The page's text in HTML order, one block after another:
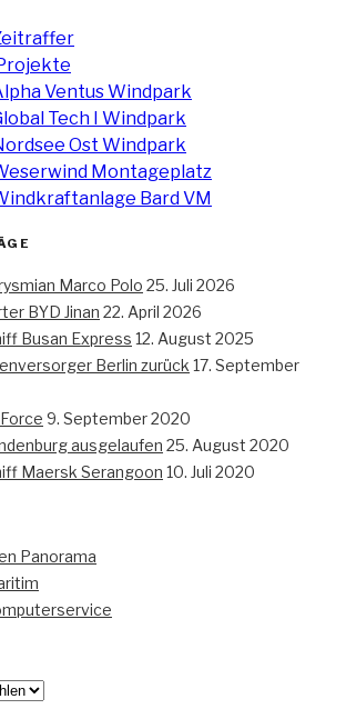
Ventus Windpark
Tech I Windpark
Ost Windpark
Montageplatz
Bard VM
Marco Polo 25. Juli 2026
BYD Jinan 22. April 2026
Busan Express 12. August 2025
Berlin zurück 17. September
9. September 2020
ausgelaufen 25. August 2020
Maersk Serangoon 10. Juli 2020
Panorama